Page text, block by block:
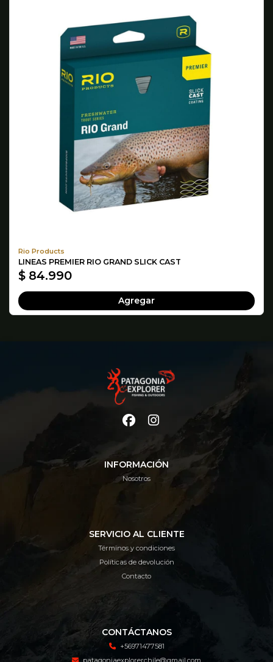
Rio Products
LINEAS PREMIER RIO GRAND SLICK CAST
$ 84.990
Agregar
INFORMACIÓN
Nosotros
SERVICIO AL CLIENTE
Términos y condiciones
Políticas de devolución
Contacto
CONTÁCTANOS
+56971477581
patagoniaexplorerchile@gmail.com